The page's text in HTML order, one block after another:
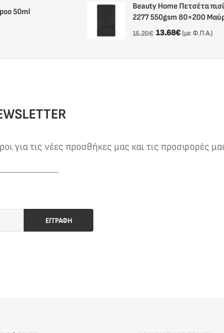
50ml
Beauty Home Πετσέτα
2277 550gsm 80×200
15.20€ 13.68€ (με Φ.Π.Α.)
για τις νέες προσθήκες μας και τις προσφορές
ΕΓΓΡΑΦΗ